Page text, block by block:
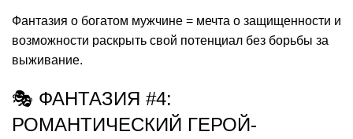
Фантазия о богатом мужчине = мечта о защищенности и
возможности раскрыть свой потенциал без борьбы за
выживание.
🎭 ФАНТАЗИЯ #4:
РОМАНТИЧЕСКИЙ ГЕРОЙ-